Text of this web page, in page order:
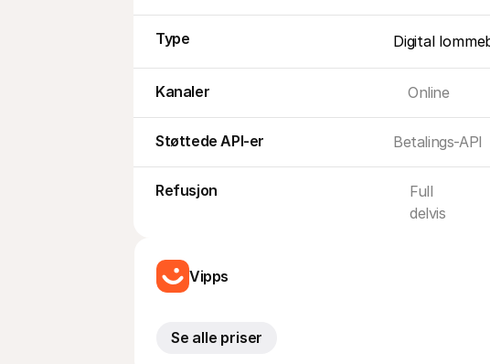
Type Digital
Kanaler Online
Støttede API-er Betalings-API
Refusjon
Full
delvis
Vipps
Se alle priser